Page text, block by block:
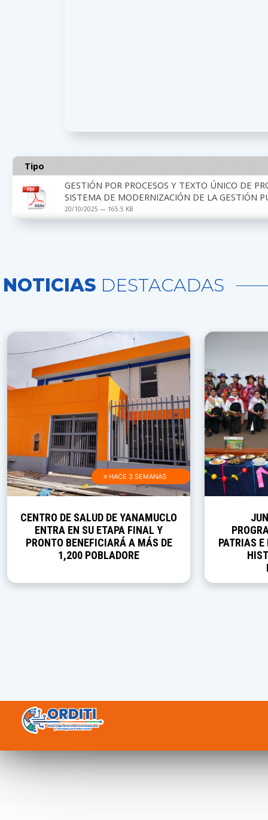
Tipo
GESTIÓN POR PROCESOS Y TEXTO ÚNICO DE
SISTEMA DE MODERNIZACIÓN DE LA GESTIÓN
20/10/2025 — 165.5 KB
NOTICIAS DESTACADAS
≡ HACE 3 SEMANAS
CENTRO DE SALUD DE YANAMUCLO
ENTRA EN SU ETAPA FINAL Y
PRONTO BENEFICIARÁ A MÁS DE
1,200 POBLADORE
PATRIAS